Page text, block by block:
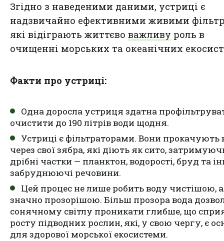
Згідно з наведеними даними, устриці є
надзвичайно ефективними живими
які відіграють життєво важливу роль в
очищенні морських та океанічних
Факти про устриці:
Одна доросла устриця здатна
очистити до 190 літрів води щодня.
Устриці є фільтраторами. Вони прокачують
через свої зябра, які діють як сито,
дрібні частки — планктон, водорості, бруд та
забруднюючі речовини.
Цей процес не лише робить воду чистішою,
значно прозорішою. Більш прозора вода
сонячному світлу проникати глибше, що
росту підводних рослин, які, у свою чергу, є
для здорової морської екосистеми.